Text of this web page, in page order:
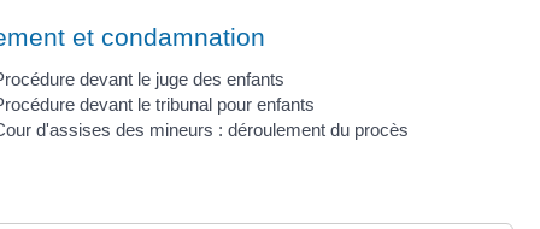
et condamnation
devant le juge des enfants
devant le tribunal pour enfants
d'assises des mineurs : déroulement du procès